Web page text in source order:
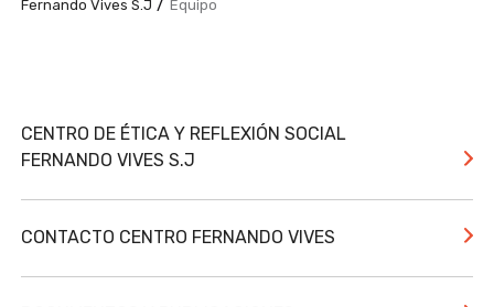
Fernando Vives S.J
Equipo
CENTRO DE ÉTICA Y REFLEXIÓN SOCIAL
FERNANDO VIVES S.J
CONTACTO CENTRO FERNANDO VIVES